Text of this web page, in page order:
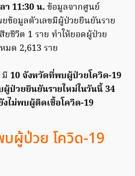
า 11:30 น. ข้อมูลจากศูนย์
ยข้อมูลตัวเลขมีผู้ป่วยยืนยันราย
ยชีวิต 1 ราย ทำให้ยอดผู้ป่วย
มด 2,613 ราย
10 จังหวัดที่พบผู้ป่วยโควิด-19
ป่วยยืนยันรายใหม่ในวันนี้ 34
ไม่พบผู้ติดเชื้อโควิด-19
ผู้ป่วย โควิด-19